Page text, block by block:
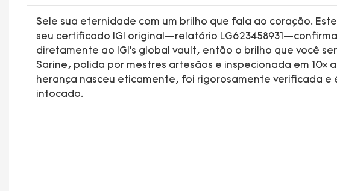
Sele sua eternidade com um brilho que fala ao coração.
seu certificado IGI original—relatório
diretamente ao IGI’s global vault, então o brilho que você
Sarine, polida por mestres artesãos e inspecionada em
herança nasceu eticamente, foi rigorosamente verificada
intocado.